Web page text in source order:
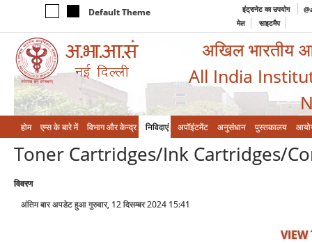
Default Theme इंट्रानेट का उपयोग
मेल
साइटमैप
अखिल भारतीय
All India
होम एम्‍स के बारे में विभाग और केन्‍द्र निविदाएं अपॉइंटमेंट अनुसंधान पुस्तकालय
Toner Cartridges/Ink Cartridges/
विवरण
अंतिम बार अपडेट हुआ गुरुवार, 12 दिसम्बर 2024 15:41
VIEW